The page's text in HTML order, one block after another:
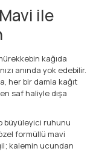
ile
kağıda
anında yok edebilir.
her bir damla kağıt
saf haliyle dışa
büyüleyici ruhunu
formüllü mavi
kalemin ucundan